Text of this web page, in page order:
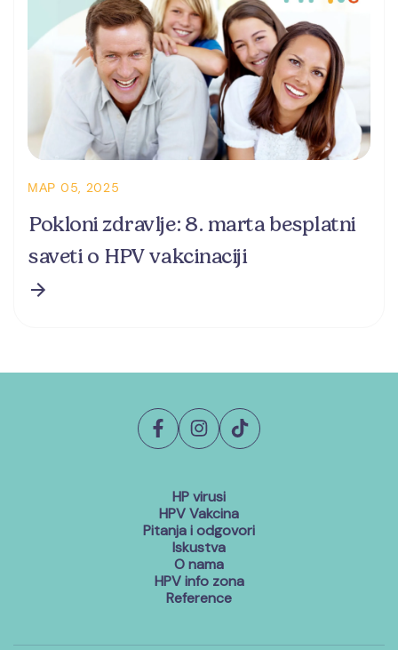
МАР 05, 2025
Pokloni zdravlje: 8. marta besplatni
saveti o HPV vakcinaciji
HP virusi
HPV Vakcina
Pitanja i odgovori
Iskustva
O nama
HPV info zona
Reference